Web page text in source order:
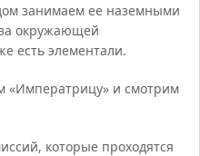
занимаем ее наземными
окружающей
есть элементали.
«Императрицу» и смотрим
которые проходятся